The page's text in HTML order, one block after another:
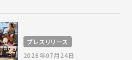
プレスリリース
2026年07月24日